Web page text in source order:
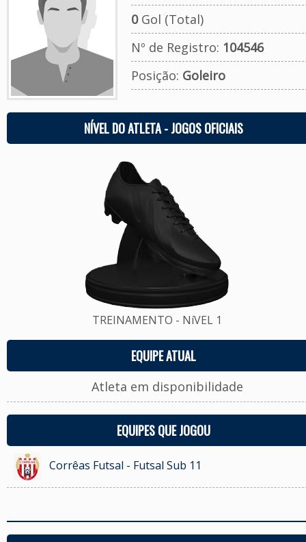
0Gol (Total)
Nº de Registro: 104546
Posição: Goleiro
NÍVEL DO ATLETA - JOGOS OFICIAIS
TREINAMENTO - NíVEL 1
EQUIPE ATUAL
Atleta em disponibilidade
EQUIPES QUE JOGOU
Corrêas Futsal - Futsal Sub 11